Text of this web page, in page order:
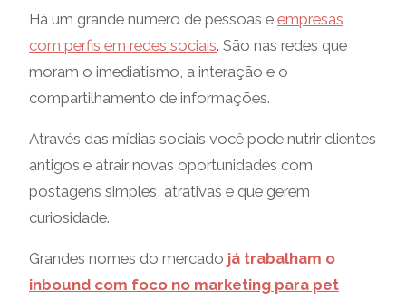
Há um grande número de pessoas e empresas
com perfis em redes sociais. São nas redes que
moram o imediatismo, a interação e o
compartilhamento de informações.
Através das mídias sociais você pode nutrir clientes
antigos e atrair novas oportunidades com
postagens simples, atrativas e que gerem
curiosidade.
Grandes nomes do mercado já trabalham o
inbound com foco no marketing para pet